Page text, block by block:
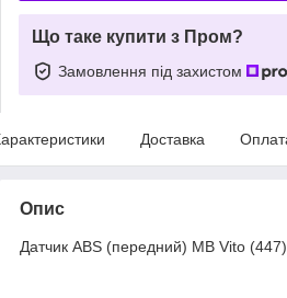
Що таке купити з Пром?
Замовлення під захистом
Доставка
Опис
Датчик ABS (передний) MB Vito